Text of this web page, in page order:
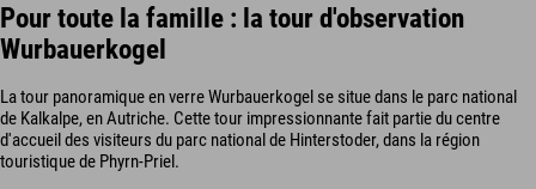
Pour toute la famille : la tour d'observation
Wurbauerkogel
La tour panoramique en verre Wurbauerkogel se situe dans le parc national
de Kalkalpe, en Autriche. Cette tour impressionnante fait partie du centre
d'accueil des visiteurs du parc national de Hinterstoder, dans la région
touristique de Phyrn-Priel.